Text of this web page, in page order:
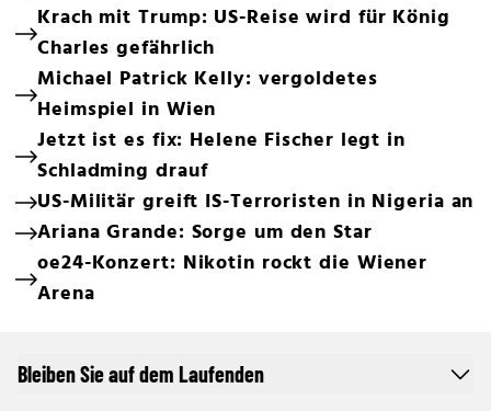
Krach mit Trump: US-Reise wird für König
Charles gefährlich
Michael Patrick Kelly: vergoldetes
Heimspiel in Wien
Jetzt ist es fix: Helene Fischer legt in
Schladming drauf
US-Militär greift IS-Terroristen in Nigeria an
Ariana Grande: Sorge um den Star
oe24-Konzert: Nikotin rockt die Wiener
Arena
Bleiben Sie auf dem Laufenden